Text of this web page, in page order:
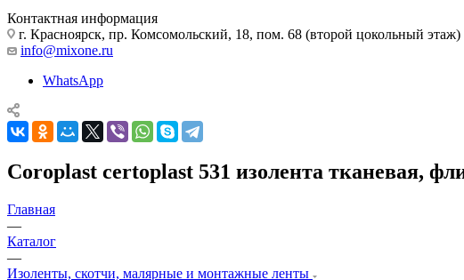
Контактная информация
г. Красноярск, пр. Комсомольский, 18, пом. 68 (второй цокольный этаж)
info@mixone.ru
WhatsApp
Coroplast certoplast 531 изолента тканевая,
Главная
—
Каталог
—
Изоленты, скотчи, малярные и монтажные ленты